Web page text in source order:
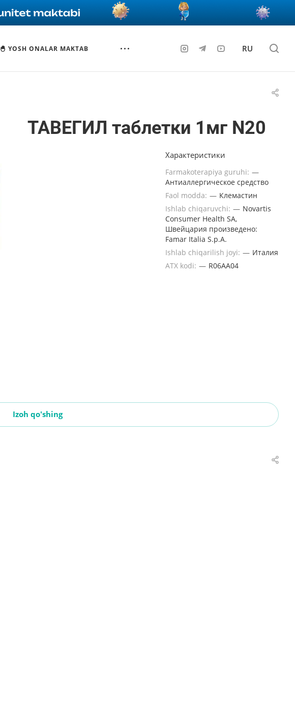
🐣 YOSH ONALAR MAKTAB RU
ТАВЕГИЛ таблетки 1мг N20
Характеристики
Farmakoterapiya guruhi: —
Антиаллергическое средство
Faol modda: — Клемастин
Ishlab chiqaruvchi: — Novartis
Consumer Health SA,
Швейцария произведено:
Famar Italia S.p.A.
Ishlab chiqarilish joyi: — Италия
ATX kodi: — R06AA04
Izoh qo'shing